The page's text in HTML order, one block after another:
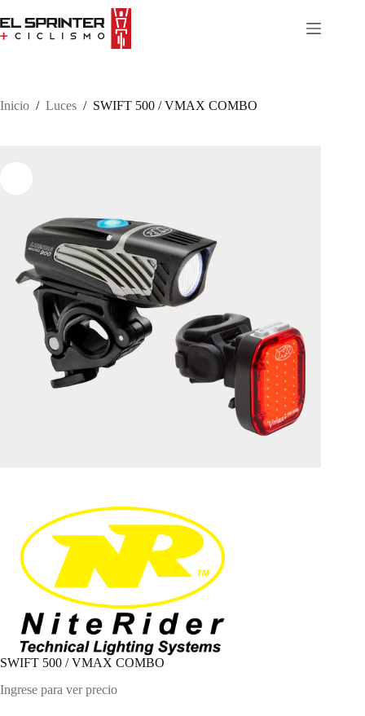
to
content
Inicio / Luces / SWIFT 500 / VMAX COMBO
SWIFT 500 / VMAX COMBO
Ingrese para ver precio